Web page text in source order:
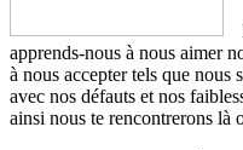
apprends-nous à nous aimer
à nous accepter tels que nous
avec nos défauts et nos
ainsi nous te rencontrerons là